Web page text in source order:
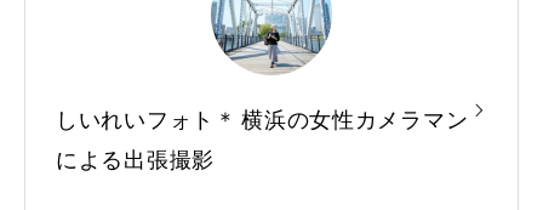
しいれいフォト＊ 横浜の女性カメラマン
による出張撮影